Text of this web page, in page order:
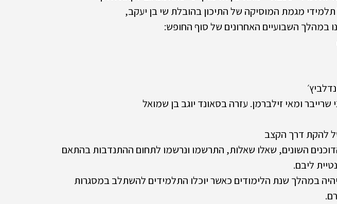
תלמידי מגמת המוסיקה של התיכון בהובלת שי בן יעקב,
שרייבר ומאי זילברמן. עזרה בסאונד יוגב בן שמואל
של להקת דרך הקצב
הדוכנים השונים, שאלו שאלות, התרשמו ונרשמו לתחום ההתנדבות בהתאם
ליבם.
במהלך שנת הלימודים כאשר יוכלו התלמידים להשתלב במסגרות